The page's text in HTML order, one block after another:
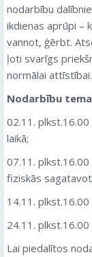
nodarbību
ikdienas aprūpi –
vannot, ģērbt.
ļoti svarīgs
normālai attīstībai.
Nodarbību
02.11.
laikā;
07.11.
fiziskās
14.11. plkst.16.00
24.11. plkst.16.00
Lai piedalītos